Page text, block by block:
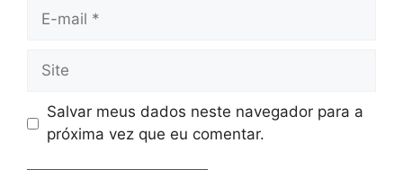
Site
Salvar meus dados neste navegador para a
próxima vez que eu comentar.